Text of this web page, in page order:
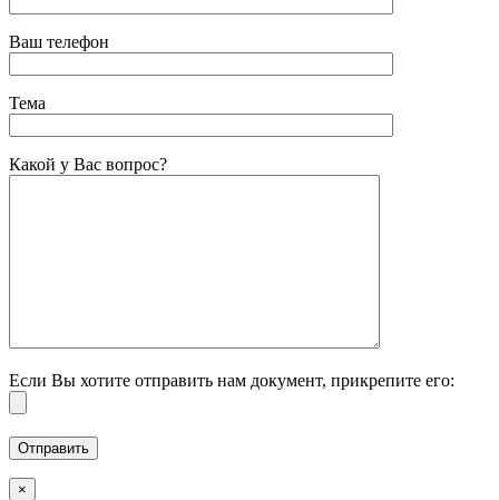
Ваш телефон
Тема
Какой у Вас вопрос?
Если Вы хотите отправить нам документ, прикрепите его:
×